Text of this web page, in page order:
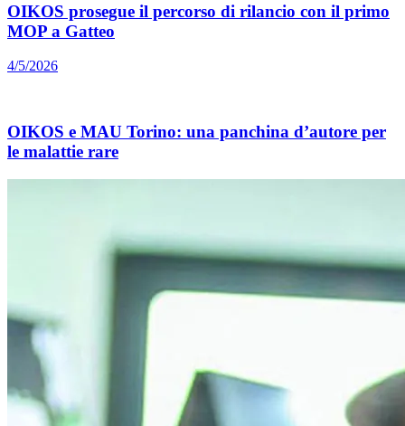
OIKOS prosegue il percorso di rilancio con il primo
MOP a Gatteo
4/5/2026
OIKOS e MAU Torino: una panchina d’autore per
le malattie rare